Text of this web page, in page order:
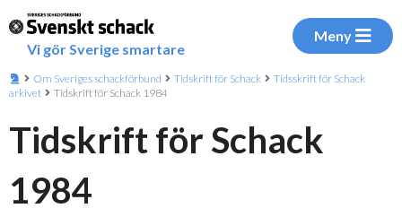
Vi gör Sverige smartare
Meny
Om Sveriges schackförbund Tidskrift för Schack
Tidsskrift för Schack
arkivet
Tidskrift för Schack 1984
Tidskrift för Schack
1984